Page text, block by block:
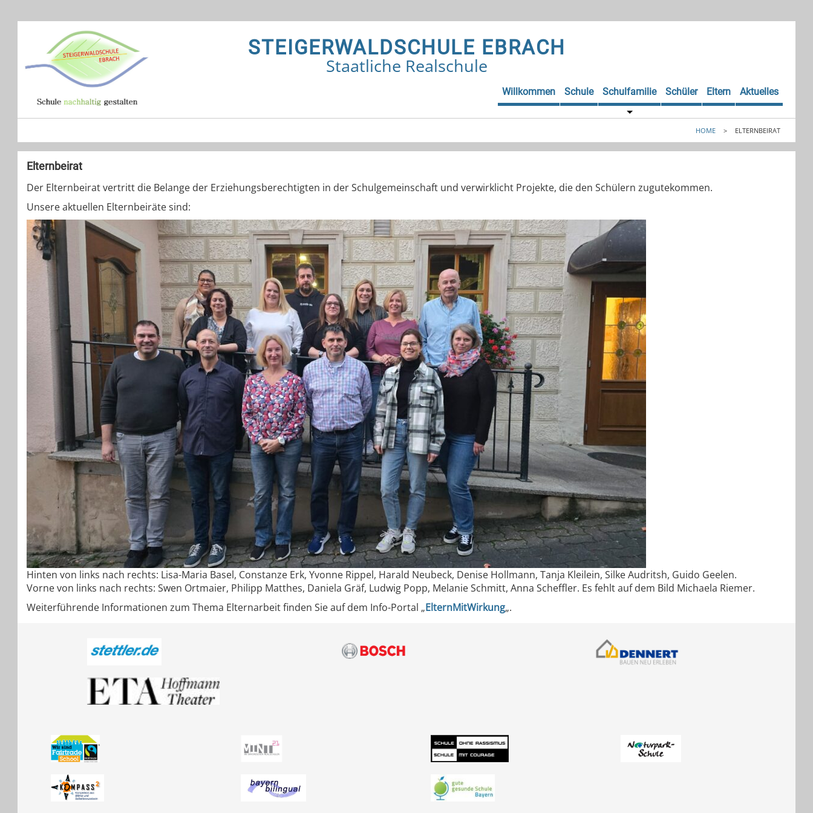
STEIGERWALDSCHULE EBRACH
Staatliche Realschule
Willkommen Schule Schulfamilie Schüler Eltern Aktuelles
HOME > ELTERNBEIRAT
Elternbeirat
Der Elternbeirat vertritt die Belange der Erziehungsberechtigten in der Schulgemeinschaft und verwirklicht Projekte, die den Schülern zugutekommen.
Unsere aktuellen Elternbeiräte sind:
Hinten von links nach rechts: Lisa-Maria Basel, Constanze Erk, Yvonne Rippel, Harald Neubeck, Denise Hollmann, Tanja Kleilein, Silke Audritsh, Guido Geelen.
Vorne von links nach rechts: Swen Ortmaier, Philipp Matthes, Daniela Gräf, Ludwig Popp, Melanie Schmitt, Anna Scheffler. Es fehlt auf dem Bild Michaela Riemer.
Weiterführende Informationen zum Thema Elternarbeit finden Sie auf dem Info-Portal „ElternMitWirkung„.